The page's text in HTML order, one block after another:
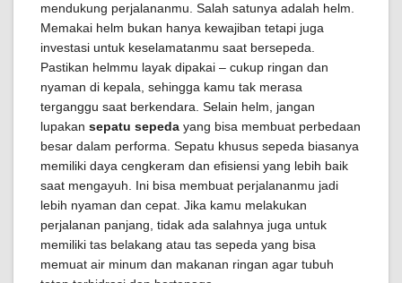
mendukung perjalananmu. Salah satunya adalah helm.
Memakai helm bukan hanya kewajiban tetapi juga
investasi untuk keselamatanmu saat bersepeda.
Pastikan helmmu layak dipakai – cukup ringan dan
nyaman di kepala, sehingga kamu tak merasa
terganggu saat berkendara. Selain helm, jangan
lupakan sepatu sepeda yang bisa membuat perbedaan
besar dalam performa. Sepatu khusus sepeda biasanya
memiliki daya cengkeram dan efisiensi yang lebih baik
saat mengayuh. Ini bisa membuat perjalananmu jadi
lebih nyaman dan cepat. Jika kamu melakukan
perjalanan panjang, tidak ada salahnya juga untuk
memiliki tas belakang atau tas sepeda yang bisa
memuat air minum dan makanan ringan agar tubuh